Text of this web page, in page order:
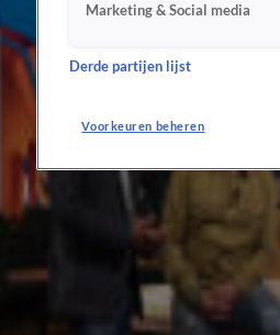
Marketing & Social media
Derde partijen lijst
Voorkeuren beheren